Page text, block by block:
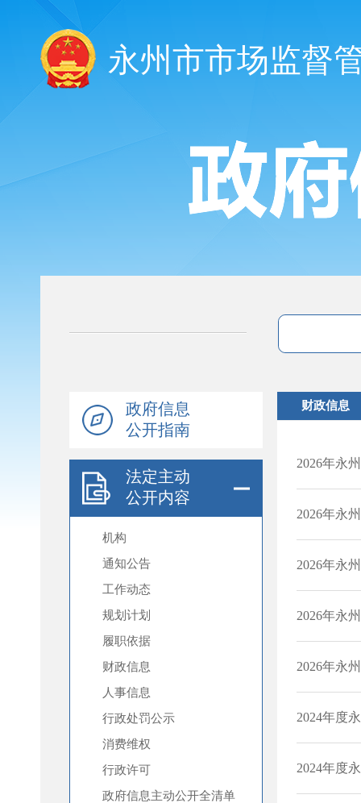
永州市市场监督
政府信息
公开指南
法定主动
公开内容
机构
通知公告
工作动态
规划计划
履职依据
财政信息
人事信息
行政处罚公示
消费维权
行政许可
政府信息主动公开全清单